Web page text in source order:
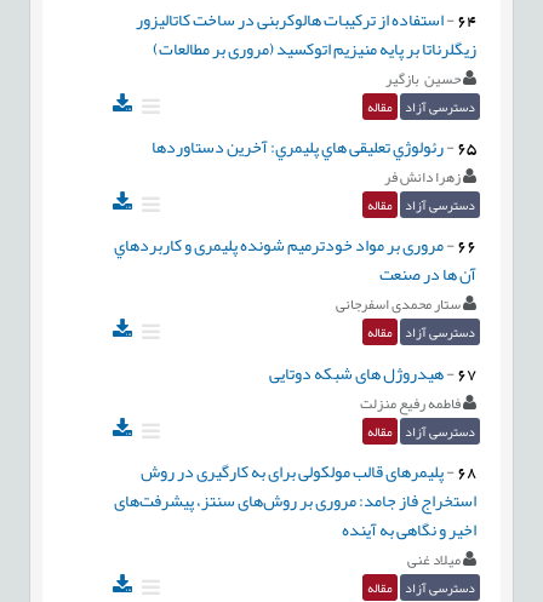
64
-استفاده از ترکیبات هالوکربنی در ساخت کاتالیزور
زیگلرناتا بر پایه منیزیم اتوکسید (مروری بر مطالعات)
حسین بازگیر
دسترسی آزاد مقاله
65
-رئولوژي تعليقی هاي پليمري: آخرين دستاوردها
زهرا دانش فر
دسترسی آزاد مقاله
66
-مروری بر مواد خودترمیم شونده پلیمری و كاربردهاي
آن ها در صنعت
ستار محمدی اسفرجانی
دسترسی آزاد مقاله
67
-هیدروژل های شبکه دوتایی
فاطمه رفیع منزلت
دسترسی آزاد مقاله
68
-پلیمرهای قالب مولکولی برای به کارگیری در روش
استخراج فاز جامد: مروری بر روش‌های سنتز، پیشرفت‌های
اخیر و نگاهی به آینده
میلاد غنی
دسترسی آزاد مقاله